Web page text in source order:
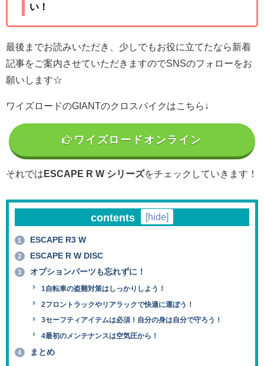
い！
最後までお読みいただき、少しでもお役に立てたなら新着
記事をご案内させていただきますのでSNSのフォローをお
願いします☆
ワイズロードのGIANTのクロスバイクはこちら↓
ワイズロードオンライン
それでは ESCAPE R W シリーズをチェックしていきます！
contents [hide]
1 ESCAPE R3 W
2 ESCAPE R W DISC
3 オプションパーツも忘れずに！
1自転車の盗難対策はしっかりしよう！
2フロントラックやリアラックで快適に運ぼう！
3セーフティアイテムは必須！自分の身は自分で守ろう！
4最初のメンテナンスは空気圧から！
4 まとめ